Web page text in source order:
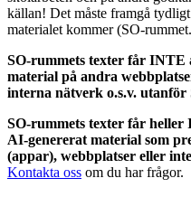
källan! Det måste framgå
materialet kommer (SO-
SO-rummets texter får INTE
material på andra
interna nätverk o.s.v. utanför
SO-rummets texter får
AI-genererat material som
(appar), webbplatser eller
Kontakta oss om du har frågor.